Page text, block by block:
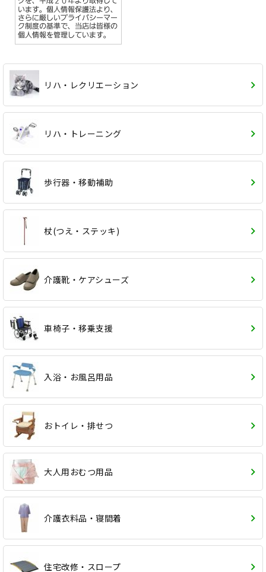
リハ・レクリエーション
リハ・トレーニング
歩行器・移動補助
杖(つえ・ステッキ)
介護靴・ケアシューズ
車椅子・移乗支援
入浴・お風呂用品
おトイレ・排せつ
大人用おむつ用品
介護衣料品・寝間着
住宅改修・スロープ